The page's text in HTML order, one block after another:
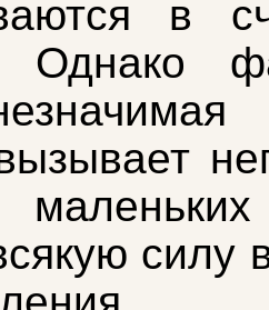
в
Однако
силу